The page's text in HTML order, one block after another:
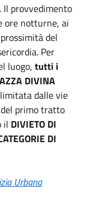
. Il provvedimento
ore notturne, ai
del
Per
luogo, tutti i
DIVINA
dalle vie
del primo tratto
il DIVIETO DI
DI
Urbana